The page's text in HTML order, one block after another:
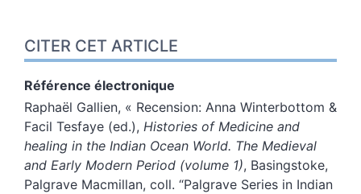
CITER CET ARTICLE
Référence électronique
Raphaël Gallien, « Recension: Anna Winterbottom &
Facil Tesfaye (ed.), Histories of Medicine and
healing in the Indian Ocean World. The Medieval
and Early Modern Period (volume 1), Basingstoke,
Palgrave Macmillan, coll. “Palgrave Series in Indian